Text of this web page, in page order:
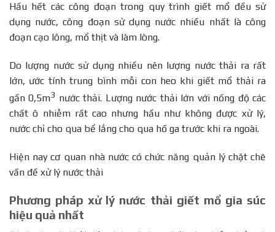
Hầu hết các công đoạn trong quy trình giết mổ đều sử
dụng nước, công đoạn sử dụng nước nhiều nhất là công
đoạn cạo lông, mổ thịt và làm lòng.
Do lượng nước sử dụng nhiều nên lượng nước thải ra rất
lớn, ước tính trung bình mỗi con heo khi giết mổ thải ra
gần 0,5m3 nước thải. Lượng nước thải lớn với nồng độ các
chất ô nhiễm rất cao nhưng hầu như không được xử lý,
nước chỉ cho qua bể lắng cho qua hố ga trước khi ra ngoài.
Hiện nay cơ quan nhà nước có chức năng quản lý chặt chẽ
vấn đề xử lý nước thải
Phương pháp xử lý nước thải giết mổ gia súc
hiệu quả nhất